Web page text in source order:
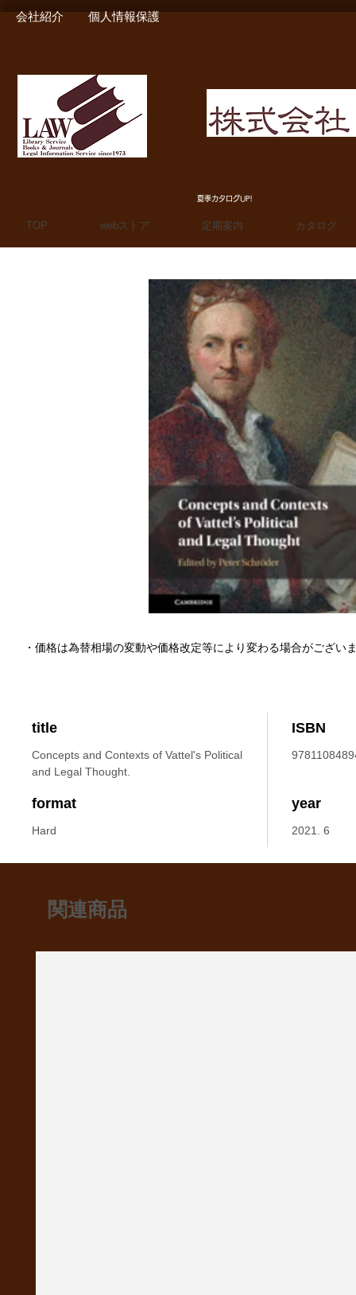
会社紹介 個人情報保護
夏季カタログUP!
TOP webストア 定期案内 カタログ
title
Concepts and Contexts of Vattel's Political
and Legal Thought.
ISBN
format
Hard
year
2021. 6
・価格は為替相場の変動や価格改定等により変わる場合がござい
関連商品